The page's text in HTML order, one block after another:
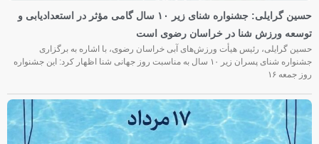
حسین گرایلی: جشنواره شنای زیر ۱۰ سال گامی مؤثر در استعدادیابی و
توسعه ورزش شنا در خراسان رضوی است
حسین گرایلی، رئیس هیأت ورزش‌های آبی خراسان رضوی، با اشاره به برگزاری
جشنواره شنای پسران زیر ۱۰ سال به مناسبت روز جهانی شنا اظهار کرد: این جشنواره
روز جمعه‌ ۱۶